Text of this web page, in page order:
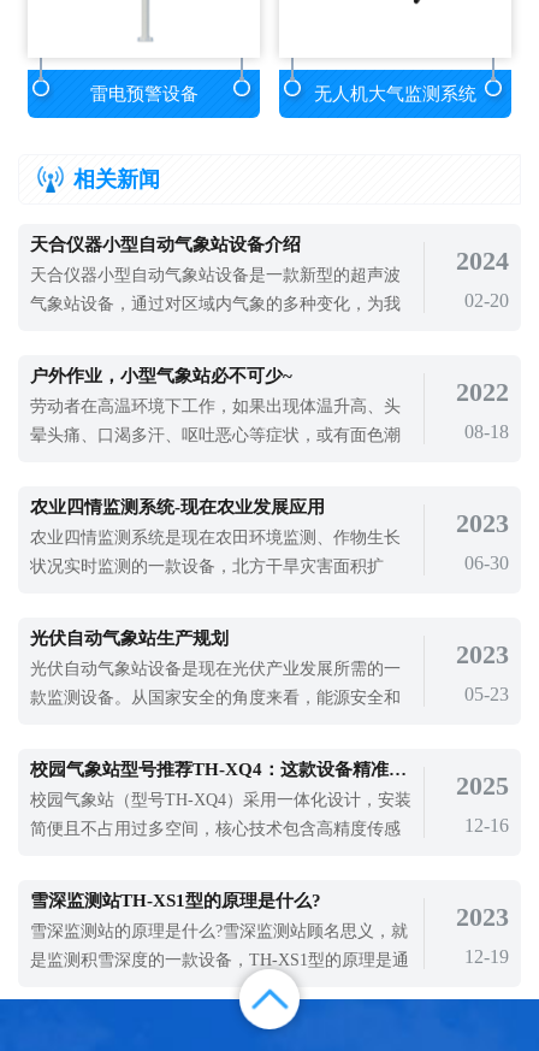
雷电预警设备 无人机大气监测系统
相关新闻
天合仪器小型自动气象站设备介绍
天合仪器小型自动气象站设备是一款新型的超声波
气象站设备，通过对区域内气象的多种变化，为我
害预警中发挥了很大的作用，气象灾害有20多种，
主要有暴雨、雨涝、干旱、干热风、高温、热浪、
热带气旋、冷害、冻害、冻雨、结冰、雪害等。为
气象进行监测。天合仪器小型自动气象站设备厂家
是一家专门的气象监测厂家，拥有完善的产业链
条，可以帮助我们更好的监测气象变化，广泛运用
2024
02-20
户外作业，小型气象站必不可少~
劳动者在高温环境下工作，如果出现体温升高、头
晕头痛、口渴多汗、呕吐恶心等症状，或有面色潮
高温工作时一定要注意防暑降温。最近很多地区气
温还是居高不下，大家在安排户外工作时
2022
08-18
农业四情监测系统-现在农业发展应用
农业四情监测系统是现在农田环境监测、作物生长
状况实时监测的一款设备，北方干旱灾害面积扩
流被切断。同时，当地洪水频繁发生。气象灾害严
重影响了农业发展，所以提高农业科技水平
2023
06-30
光伏自动气象站生产规划
光伏自动气象站设备是现在光伏产业发展所需的一
款监测设备。从国家安全的角度来看，能源安全和
的不断利用，清洁能源的开采利用越发重要，光伏
产业不断发展，光伏自动气象站也在不断应
2023
05-23
校园气象站型号推荐TH-XQ4：这款设备精准采集多项气象要素
校园气象站（型号TH-XQ4）采用一体化设计，安装
简便且不占用过多空间，核心技术包含高精度传感
2025
12-16
雪深监测站TH-XS1型的原理是什么?
雪深监测站的原理是什么?雪深监测站顾名思义，就
是监测积雪深度的一款设备，TH-XS1型的原理是通
过超声波原理对雪的识别与测量技术，通过监测所
在位置的距离，得出雪的厚度，从而分析出单位时
2023
12-19